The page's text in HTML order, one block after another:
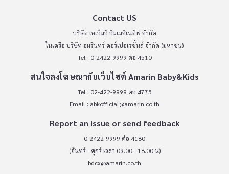
Contact US
บริษัท เอเอ็มอี อิมเมจิเนทีฟ จำกัด
ในเครือ บริษัท อมรินทร์ คอร์เปอเรชั่นส์ จำกัด (มหาชน)
Tel : 0-2422-9999 ต่อ 4510
สนใจลงโฆษณากับเว็บไซต์ Amarin Baby&Kids
Tel : 02-422-9999 ต่อ 4775
Email : abkofficial@amarin.co.th
Report an issue or send feedback
0-2422-9999 ต่อ 4180
(จันทร์ - ศุกร์ เวลา 09.00 - 18.00 น)
bdcx@amarin.co.th